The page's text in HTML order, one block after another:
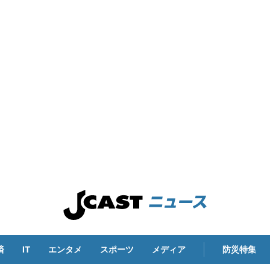
IT エンタメ スポーツ メディア 防災特集